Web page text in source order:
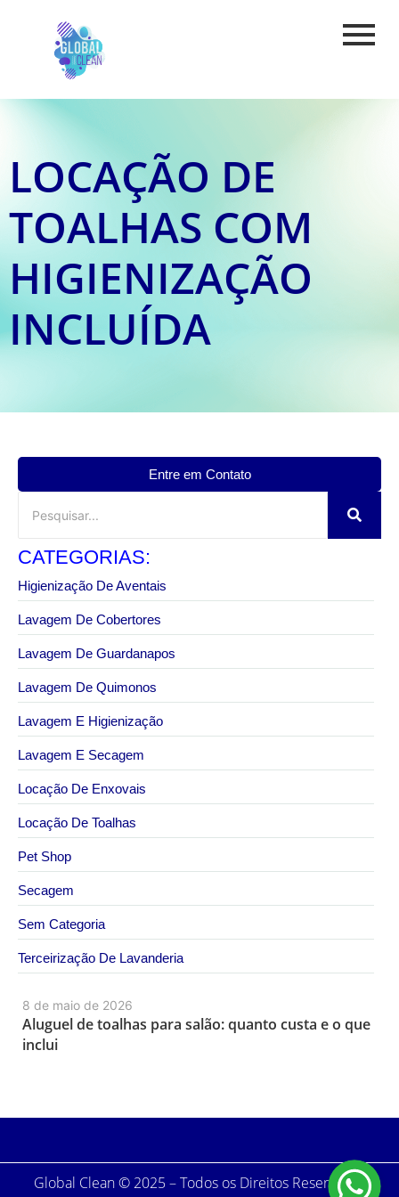
LOCAÇÃO DE
TOALHAS COM
HIGIENIZAÇÃO
INCLUÍDA
8 de maio de 2026
Aluguel de toalhas para salão: quanto custa e o que
inclui
Entre em Contato
CATEGORIAS:
Higienização De Aventais
Lavagem De Cobertores
Lavagem De Guardanapos
Lavagem De Quimonos
Lavagem E Higienização
Lavagem E Secagem
Locação De Enxovais
Locação De Toalhas
Pet Shop
Secagem
Sem Categoria
Terceirização De Lavanderia
Global Clean © 2025 – Todos os Direitos Reservados